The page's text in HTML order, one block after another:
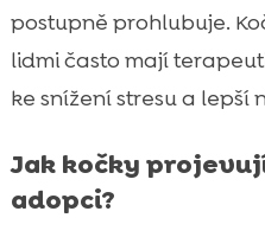
postupně prohlubuje.
lidmi často mají
ke snížení stresu a lepší
Jak kočky
adopci?